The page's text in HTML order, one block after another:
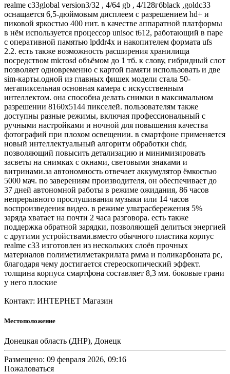
realme c33global version3/32 , 4/64 gb , 4/128гбblack ,goldc33
оснащается 6,5-дюймовым дисплеем с разрешением hd+ и
пиковой яркостью 400 нит. в качестве аппаратной платформы
в нём используется процессор unisoc t612, работающий в паре
с оперативной памятью lpddr4x и накопителем формата ufs
2.2. есть также возможность расширения хранилища
посредством microsd объёмом до 1 тб. к слову, гибридный слот
позволяет одновременно с картой памяти использовать и две
sim-карты.одной из главных фишек модели стала 50-
мегапиксельная основная камера с искусственным
интеллектом. она способна делать снимки в максимальном
разрешении 8160х5144 пикселей. пользователям также
доступны разные режимы, включая профессиональный с
ручными настройками и ночной для повышения качества
фотографий при плохом освещении. в смартфоне применяется
новый интеллектуальный алгоритм обработки chdr,
позволяющий повысить детализацию и минимизировать
засветы на снимках с окнами, световыми знаками и
витринами.за автономность отвечает аккумулятор ёмкостью
5000 мач. по заверениям производителя, он обеспечивает до
37 дней автономной работы в режиме ожидания, 86 часов
непрерывного прослушивания музыки или 14 часов
воспроизведения видео. в режиме ультрасбережения 5%
заряда хватает на почти 2 часа разговора. есть также
поддержка обратной зарядки, позволяющей делиться энергией
с другими устройствами.вместо обычного пластика корпус
realme c33 изготовлен из нескольких слоёв прочных
материалов полиметилметакрилата pмма и поликарбоната pc,
благодаря чему достигается стереоскопический эффект.
толщина корпуса смартфона составляет 8,3 мм. боковые грани
у него плоские
Контакт: ИНТЕРНЕТ Магазин
Местоположение
Донецкая область (ДНР), Донецк
Размещено: 09 февраля 2026, 09:16
Пожаловаться